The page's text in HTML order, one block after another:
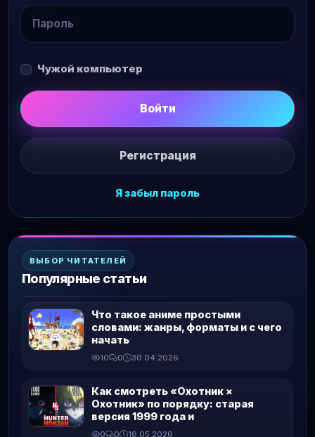
Чужой компьютер
Войти
Регистрация
Я забыл пароль
ВЫБОР ЧИТАТЕЛЕЙ
Популярные статьи
Что такое аниме простыми
словами: жанры, форматы и с чего
начать
10 0 30.04.2026
Как смотреть «Охотник ×
Охотник» по порядку: старая
версия 1999 года и
0 0 16.05.2026